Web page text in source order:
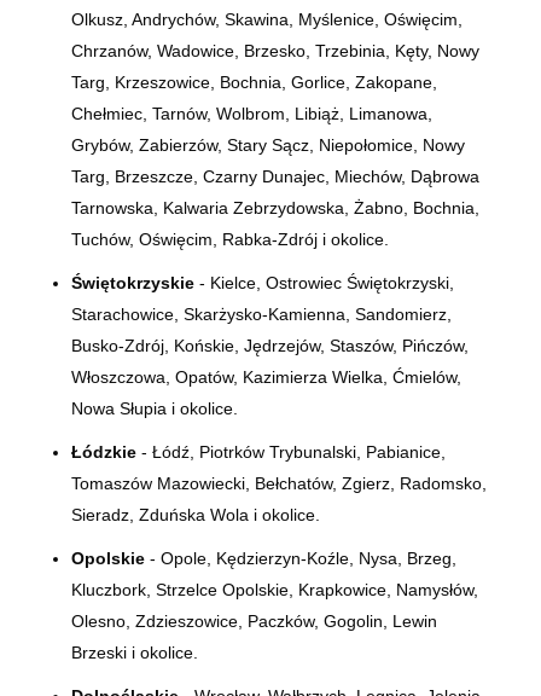
Olkusz, Andrychów, Skawina, Myślenice, Oświęcim,
Chrzanów, Wadowice, Brzesko, Trzebinia, Kęty, Nowy
Targ, Krzeszowice, Bochnia, Gorlice, Zakopane,
Chełmiec, Tarnów, Wolbrom, Libiąż, Limanowa,
Grybów, Zabierzów, Stary Sącz, Niepołomice, Nowy
Targ, Brzeszcze, Czarny Dunajec, Miechów, Dąbrowa
Tarnowska, Kalwaria Zebrzydowska, Żabno, Bochnia,
Tuchów, Oświęcim, Rabka-Zdrój i okolice.
Świętokrzyskie- Kielce, Ostrowiec Świętokrzyski,
Starachowice, Skarżysko-Kamienna, Sandomierz,
Busko-Zdrój, Końskie, Jędrzejów, Staszów, Pińczów,
Włoszczowa, Opatów, Kazimierza Wielka, Ćmielów,
Nowa Słupia i okolice.
Łódzkie- Łódź, Piotrków Trybunalski, Pabianice,
Tomaszów Mazowiecki, Bełchatów, Zgierz, Radomsko,
Sieradz, Zduńska Wola i okolice.
Opolskie- Opole, Kędzierzyn-Koźle, Nysa, Brzeg,
Kluczbork, Strzelce Opolskie, Krapkowice, Namysłów,
Olesno, Zdzieszowice, Paczków, Gogolin, Lewin
Brzeski i okolice.